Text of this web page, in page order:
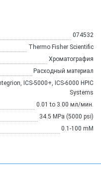
074532
Thermo Fisher Scientific
Хроматография
Расходный материал
ICS-5000+, ICS-6000 HPIC
Systems
0.01 to 3.00 мл/мин.
34.5 MPa (5000 psi)
0.1-100 mM